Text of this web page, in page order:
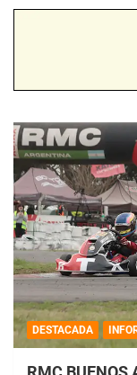
DESTACADA